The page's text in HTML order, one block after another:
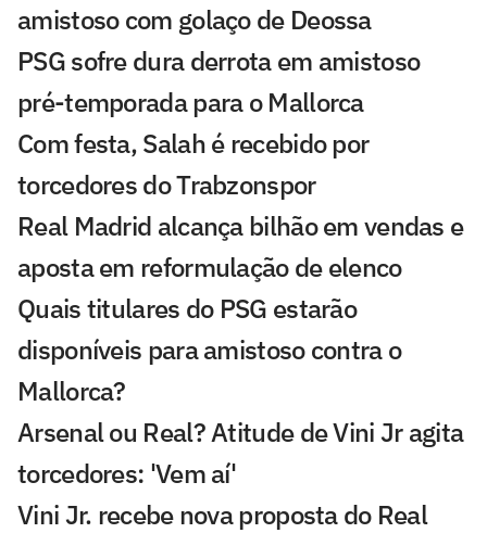
amistoso com golaço de Deossa
PSG sofre dura derrota em amistoso
pré-temporada para o Mallorca
Com festa, Salah é recebido por
torcedores do Trabzonspor
Real Madrid alcança bilhão em vendas e
aposta em reformulação de elenco
Quais titulares do PSG estarão
disponíveis para amistoso contra o
Mallorca?
Arsenal ou Real? Atitude de Vini Jr agita
torcedores: 'Vem aí'
Vini Jr. recebe nova proposta do Real